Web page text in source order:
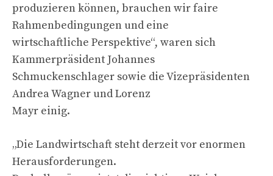
produzieren können, brauchen wir faire
Rahmenbedingungen und eine
wirtschaftliche Perspektive“, waren sich
Kammerpräsident Johannes
Schmuckenschlager sowie die Vizepräsidenten
Andrea Wagner und Lorenz
Mayr einig.
„Die Landwirtschaft steht derzeit vor enormen
Herausforderungen.